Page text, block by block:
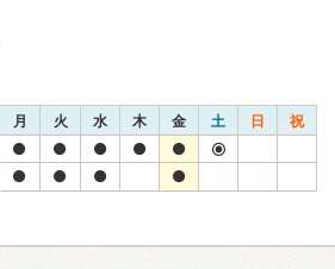
月 火 水 木 金 土 日 祝